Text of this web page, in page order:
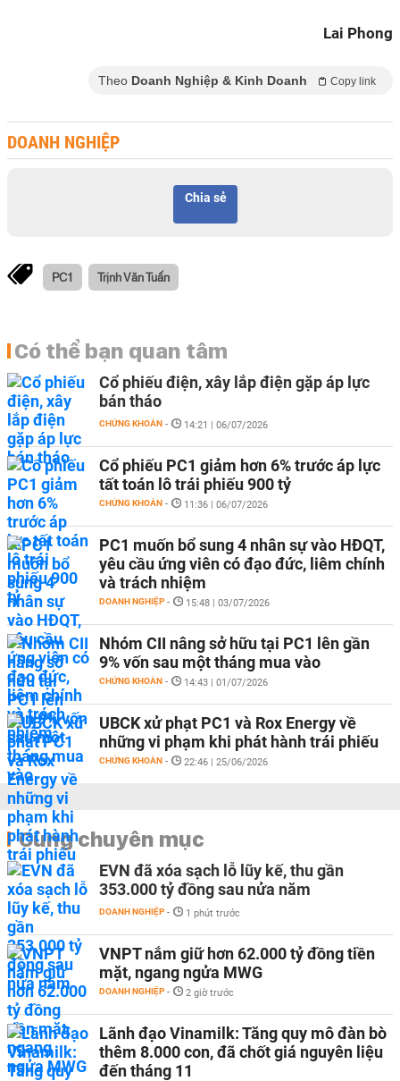
Lai Phong
Theo Doanh Nghiệp & Kinh Doanh Copy link
DOANH NGHIỆP
Chia sẻ
PC1 Trịnh Văn Tuấn
Có thể bạn quan tâm
Cổ phiếu điện, xây lắp điện gặp áp lực
bán tháo
CHỨNG KHOÁN - 14:21 | 06/07/2026
Cổ phiếu PC1 giảm hơn 6% trước áp lực
tất toán lô trái phiếu 900 tỷ
CHỨNG KHOÁN - 11:36 | 06/07/2026
PC1 muốn bổ sung 4 nhân sự vào HĐQT,
yêu cầu ứng viên có đạo đức, liêm chính
và trách nhiệm
DOANH NGHIỆP - 15:48 | 03/07/2026
Nhóm CII nâng sở hữu tại PC1 lên gần
9% vốn sau một tháng mua vào
CHỨNG KHOÁN - 14:43 | 01/07/2026
UBCK xử phạt PC1 và Rox Energy về
những vi phạm khi phát hành trái phiếu
CHỨNG KHOÁN - 22:46 | 25/06/2026
Cùng chuyên mục
EVN đã xóa sạch lỗ lũy kế, thu gần
353.000 tỷ đồng sau nửa năm
DOANH NGHIỆP - 1 phút trước
VNPT nắm giữ hơn 62.000 tỷ đồng tiền
mặt, ngang ngửa MWG
DOANH NGHIỆP - 2 giờ trước
Lãnh đạo Vinamilk: Tăng quy mô đàn bò
thêm 8.000 con, đã chốt giá nguyên liệu
đến tháng 11